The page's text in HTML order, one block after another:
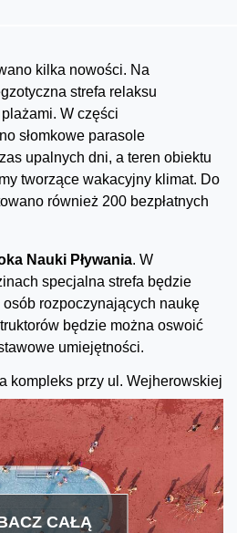
kilka nowości. Na
strefa relaksu
W części
słomkowe parasole
upalnych dni, a teren obiektu
tworzące wakacyjny klimat. Do
również 200 bezpłatnych
Nauki Pływania. W
specjalna strefa będzie
rozpoczynających naukę
będzie można oswoić
umiejętności.
kompleks przy ul. Wejherowskiej
CAŁĄ